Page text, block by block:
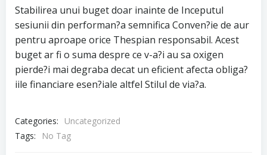
Stabilirea unui buget doar inainte de Inceputul
sesiunii din performan?a semnifica Conven?ie de aur
pentru aproape orice Thespian responsabil. Acest
buget ar fi o suma despre ce v-a?i au sa oxigen
pierde?i mai degraba decat un eficient afecta obliga?
iile financiare esen?iale altfel Stilul de via?a.
Categories:
Uncategorized
Tags:
No Tag